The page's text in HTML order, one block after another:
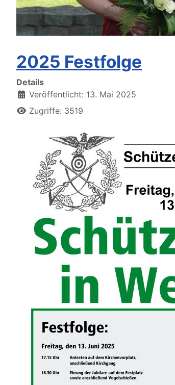
2025 Festfolge
Details
Veröffentlicht: 13. Mai 2025
Zugriffe: 3519